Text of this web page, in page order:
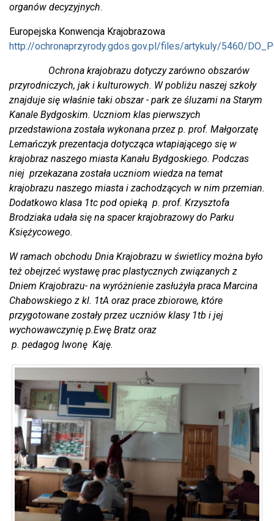
organów decyzyjnych.
Europejska Konwencja Krajobrazowa
http://ochronaprzyrody.gdos.gov.pl/files/artykuly/5460/
Ochrona krajobrazu dotyczy zarówno obszarów
przyrodniczych, jak i kulturowych. W pobliżu naszej szkoły
znajduje się właśnie taki obszar - park ze śluzami na Starym
Kanale Bydgoskim. Uczniom klas pierwszych
przedstawiona została wykonana przez p. prof. Małgorzatę
Lemańczyk prezentacja dotycząca wtapiającego się w
krajobraz naszego miasta Kanału Bydgoskiego. Podczas
niej przekazana została uczniom wiedza na temat
krajobrazu naszego miasta i zachodzących w nim przemian.
Dodatkowo klasa 1tc pod opieką p. prof. Krzysztofa
Brodziaka udała się na spacer krajobrazowy do Parku
Księżycowego.
W ramach obchodu Dnia Krajobrazu w świetlicy można było
też obejrzeć wystawę prac plastycznych związanych z
Dniem Krajobrazu- na wyróżnienie zasłużyła praca Marcina
Chabowskiego z kl. 1tA oraz prace zbiorowe, które
przygotowane zostały przez uczniów klasy 1tb i jej
wychowawczynię p.Ewę Bratz oraz
p. pedagog Iwonę Kaję.